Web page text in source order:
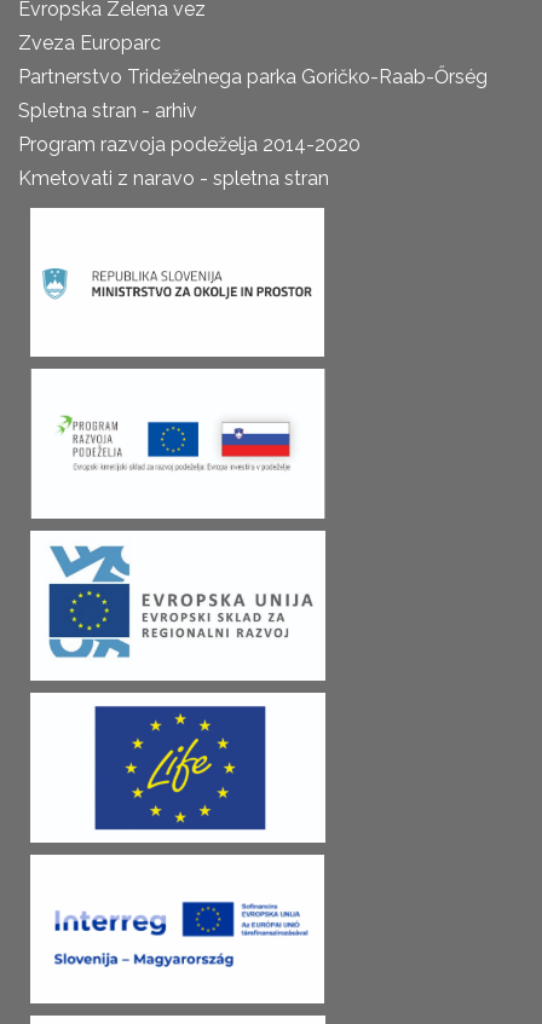
Evropska Zelena vez
Zveza Europarc
Partnerstvo Trideželnega parka Goričko-Raab-Őrség
Spletna stran - arhiv
Program razvoja podeželja 2014-2020
Kmetovati z naravo - spletna stran